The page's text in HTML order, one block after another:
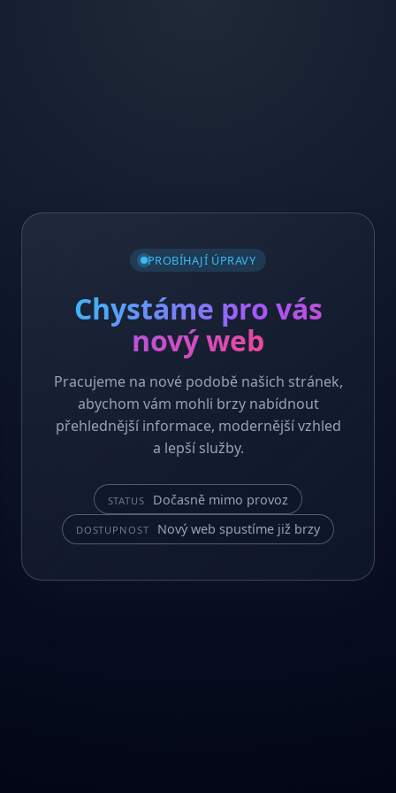
PROBÍHAJÍ ÚPRAVY
Chystáme pro vás
nový web
Pracujeme na nové podobě našich stránek,
abychom vám mohli brzy nabídnout
přehlednější informace, modernější vzhled
a lepší služby.
STATUS Dočasně mimo provoz
DOSTUPNOST Nový web spustíme již brzy